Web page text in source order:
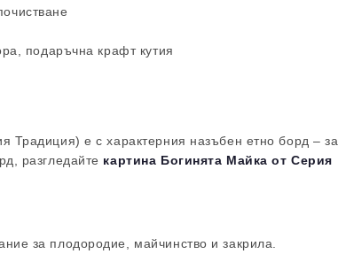
подаръчна крафт кутия
Традиция) е с характерния назъбен етно борд – за
разгледайте картина Богинята Майка от Серия
за плодородие, майчинство и закрила.